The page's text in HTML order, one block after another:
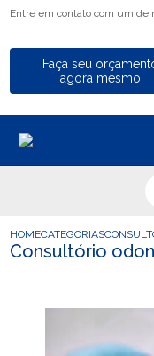
Entre em contato com um de
Faça seu
agora mesmo
HOMECATEGORIAS
Consultório